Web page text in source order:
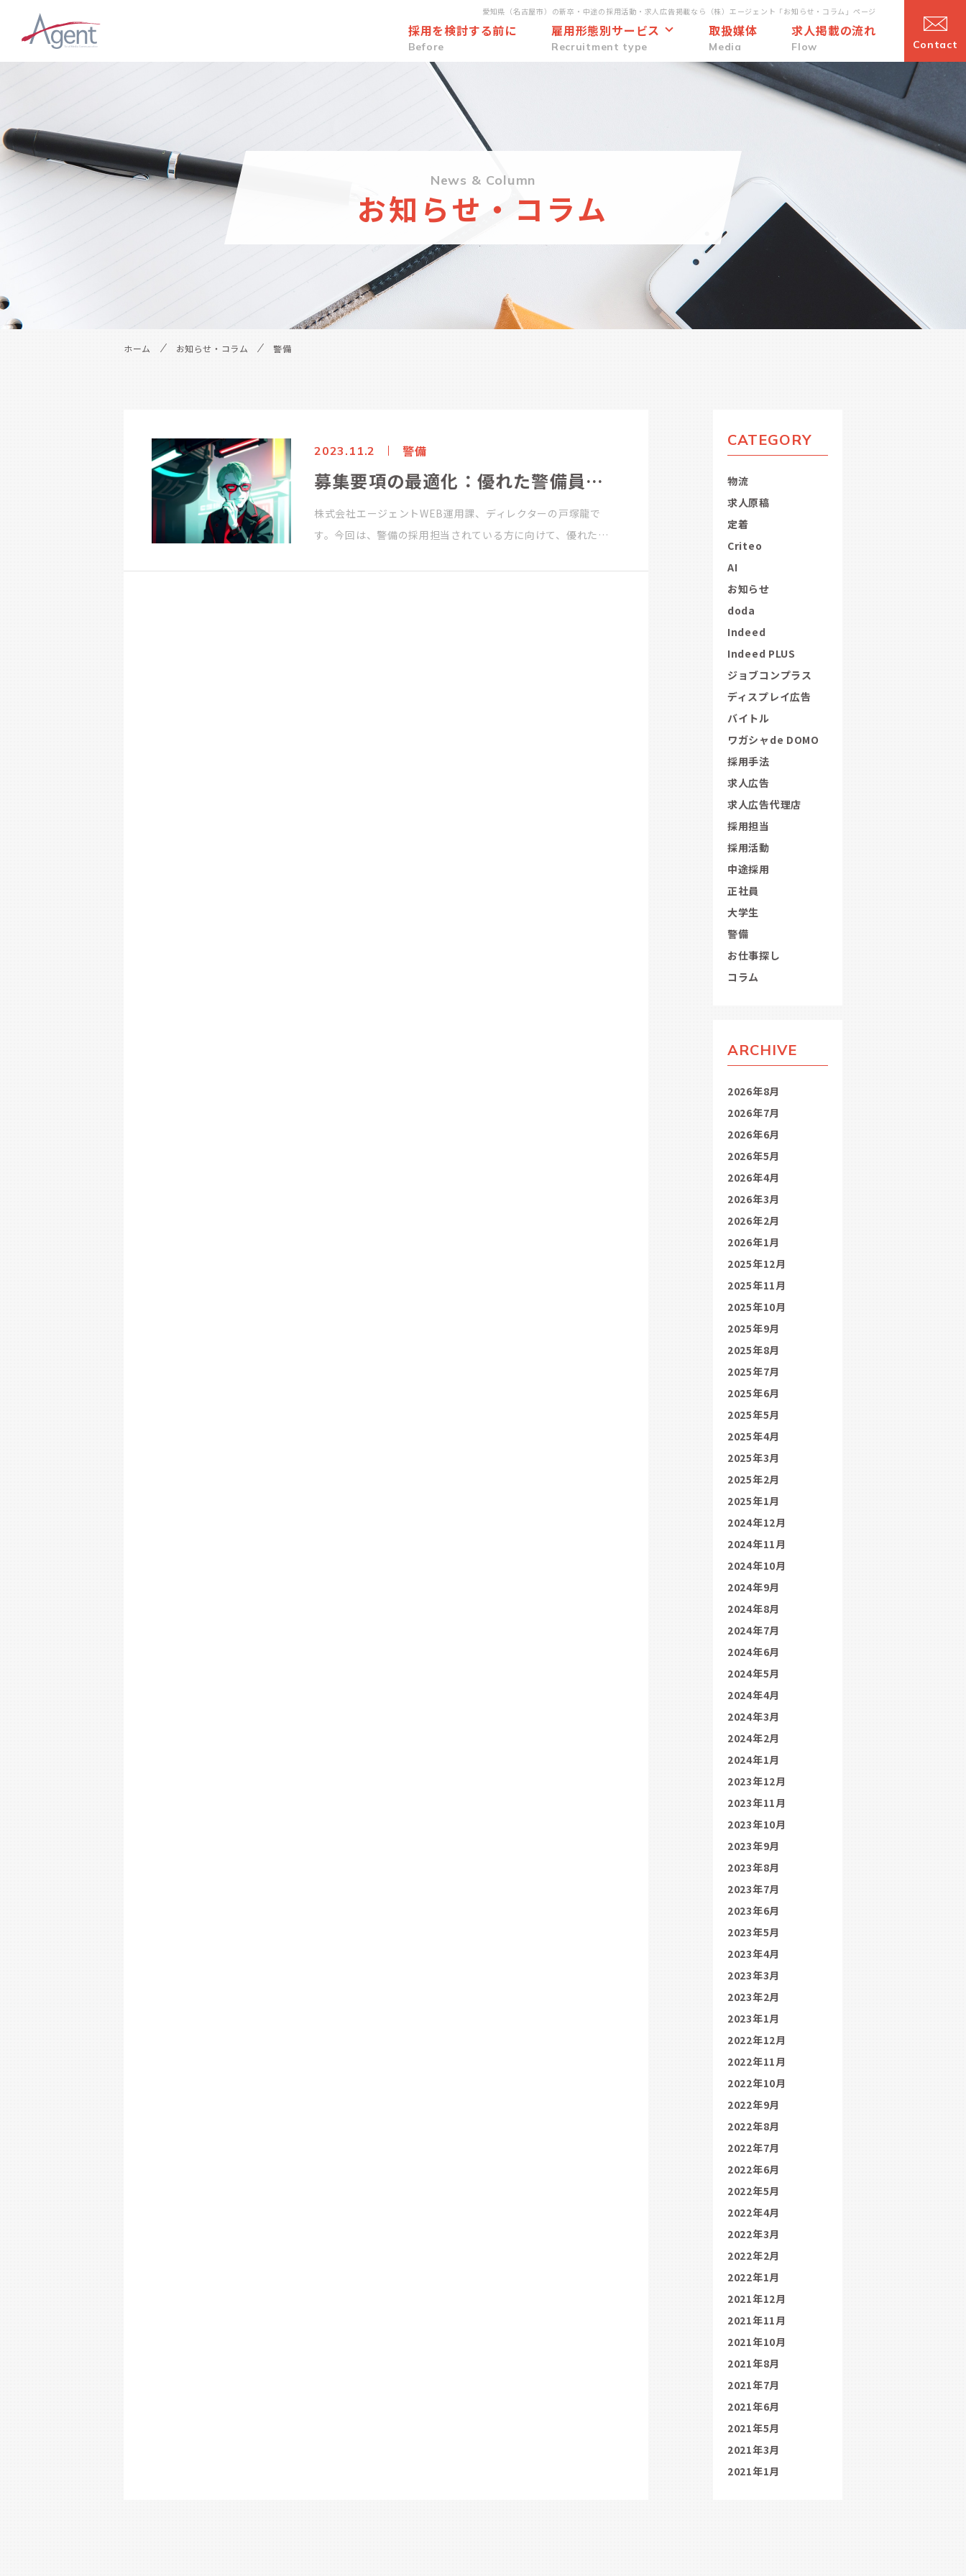
Contact
愛知県（名古屋市）の新卒・中途の採用活動・求人広告掲載なら（株）エージェント「お知らせ・コラム」ページ
採用を検討する前に
Before
雇用形態別サービス
Recruitment type
取扱媒体
Media
求人掲載の流れ
Flow
News & Column
お知らせ・コラム
ホーム お知らせ・コラム 警備
2023.11.2 警備
募集要項の最適化：優れた警備員を採用するための鍵
株式会社エージェントWEB運用課、ディレクターの戸塚龍で
す。今回は、警備の採用担当されている方に向けて、優れた…
CATEGORY
物流
求人原稿
定着
Criteo
AI
お知らせ
doda
Indeed
Indeed PLUS
ジョブコンプラス
ディスプレイ広告
バイトル
ワガシャde DOMO
採用手法
求人広告
求人広告代理店
採用担当
採用活動
中途採用
正社員
大学生
警備
お仕事探し
コラム
ARCHIVE
2026年8月
2026年7月
2026年6月
2026年5月
2026年4月
2026年3月
2026年2月
2026年1月
2025年12月
2025年11月
2025年10月
2025年9月
2025年8月
2025年7月
2025年6月
2025年5月
2025年4月
2025年3月
2025年2月
2025年1月
2024年12月
2024年11月
2024年10月
2024年9月
2024年8月
2024年7月
2024年6月
2024年5月
2024年4月
2024年3月
2024年2月
2024年1月
2023年12月
2023年11月
2023年10月
2023年9月
2023年8月
2023年7月
2023年6月
2023年5月
2023年4月
2023年3月
2023年2月
2023年1月
2022年12月
2022年11月
2022年10月
2022年9月
2022年8月
2022年7月
2022年6月
2022年5月
2022年4月
2022年3月
2022年2月
2022年1月
2021年12月
2021年11月
2021年10月
2021年8月
2021年7月
2021年6月
2021年5月
2021年3月
2021年1月